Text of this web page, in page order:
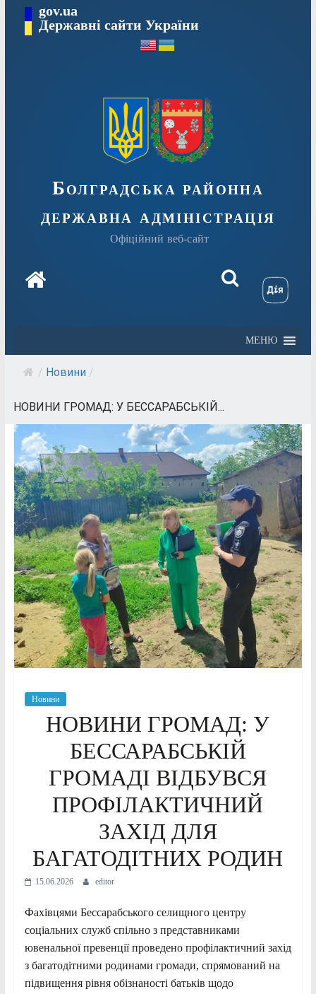
Перейтиgov.ua
Державні сайти України
Болградська районна
державна адміністрація
Офіційний веб-сайт
МЕНЮ
/ Новини /
НОВИНИ ГРОМАД: У БЕССАРАБСЬКІЙ...
Новини
НОВИНИ ГРОМАД: У
БЕССАРАБСЬКІЙ
ГРОМАДІ ВІДБУВСЯ
ПРОФІЛАКТИЧНИЙ
ЗАХІД ДЛЯ
БАГАТОДІТНИХ РОДИН
15.06.2026 editor
Фахівцями Бессарабського селищного центру
соціальних служб спільно з представниками
ювенальної превенції проведено профілактичний захід
з багатодітними родинами громади, спрямований на
підвищення рівня обізнаності батьків щодо